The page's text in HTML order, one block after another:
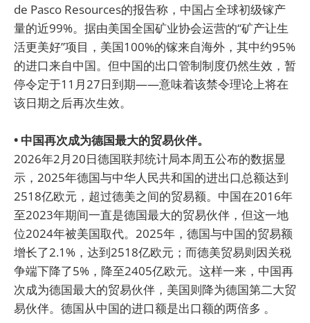
de Pasco Resources的报告称，中国占全球初级镓产
量的近99%。据由美国全国矿业协会运营的“矿产让生
活更美好”项目，美国100%的镓来自海外，其中约95%
的进口来自中国。但中国的出口管制制度仍然生效，暂
停令定于11月27日到期——意味着该禁令理论上将在
该日期之后再次生效。
• 中国再次成为德国最大的贸易伙伴。
2026年2月20日德国联邦统计局本周五公布的数据显
示，2025年德国与中华人民共和国的进出口总额达到
2518亿欧元，超过德美之间的贸易额。中国在2016年
至2023年期间一直是德国最大的贸易伙伴，但这一地
位2024年被美国取代。2025年，德国与中国的贸易额
增长了2.1%，达到2518亿欧元；而德美贸易则因关税
争端下降了5%，降至2405亿欧元。这样一来，中国再
次成为德国最大的贸易伙伴，美国则降为德国第二大贸
易伙伴。德国从中国的进口额是出口额的两倍多 。